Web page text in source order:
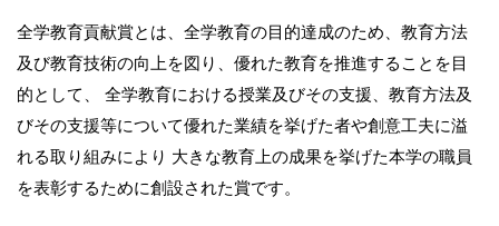
全学教育貢献賞とは、全学教育の目的達成のため、教育方法
及び教育技術の向上を図り、優れた教育を推進することを目
的として、 全学教育における授業及びその支援、教育方法及
びその支援等について優れた業績を挙げた者や創意工夫に溢
れる取り組みにより 大きな教育上の成果を挙げた本学の職員
を表彰するために創設された賞です。